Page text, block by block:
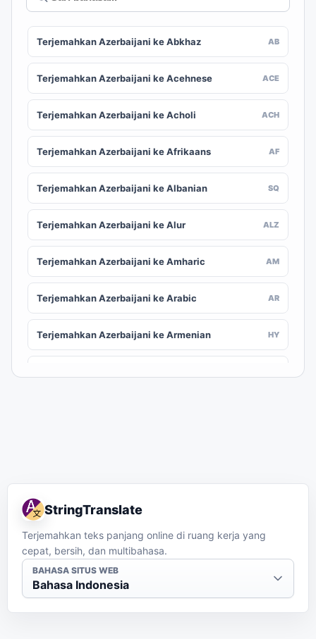
Terjemahkan Azerbaijani ke Abkhaz AB
Terjemahkan Azerbaijani ke Acehnese ACE
Terjemahkan Azerbaijani ke Acholi ACH
Terjemahkan Azerbaijani ke Afrikaans AF
Terjemahkan Azerbaijani ke Albanian SQ
Terjemahkan Azerbaijani ke Alur ALZ
Terjemahkan Azerbaijani ke Amharic AM
Terjemahkan Azerbaijani ke Arabic AR
Terjemahkan Azerbaijani ke Armenian HY
Terjemahkan Azerbaijani ke Bambara
Terjemahkan Azerbaijani ke Bashkir
Terjemahkan Azerbaijani ke Basque
StringTranslate
Terjemahkan teks panjang online di ruang kerja yang
cepat, bersih, dan multibahasa.
BAHASA SITUS WEB
Bahasa Indonesia